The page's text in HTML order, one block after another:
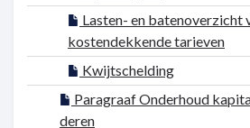
Lasten- en batenoverzicht
kostendekkende tarieven
Kwijtschelding
Paragraaf Onderhoud
deren